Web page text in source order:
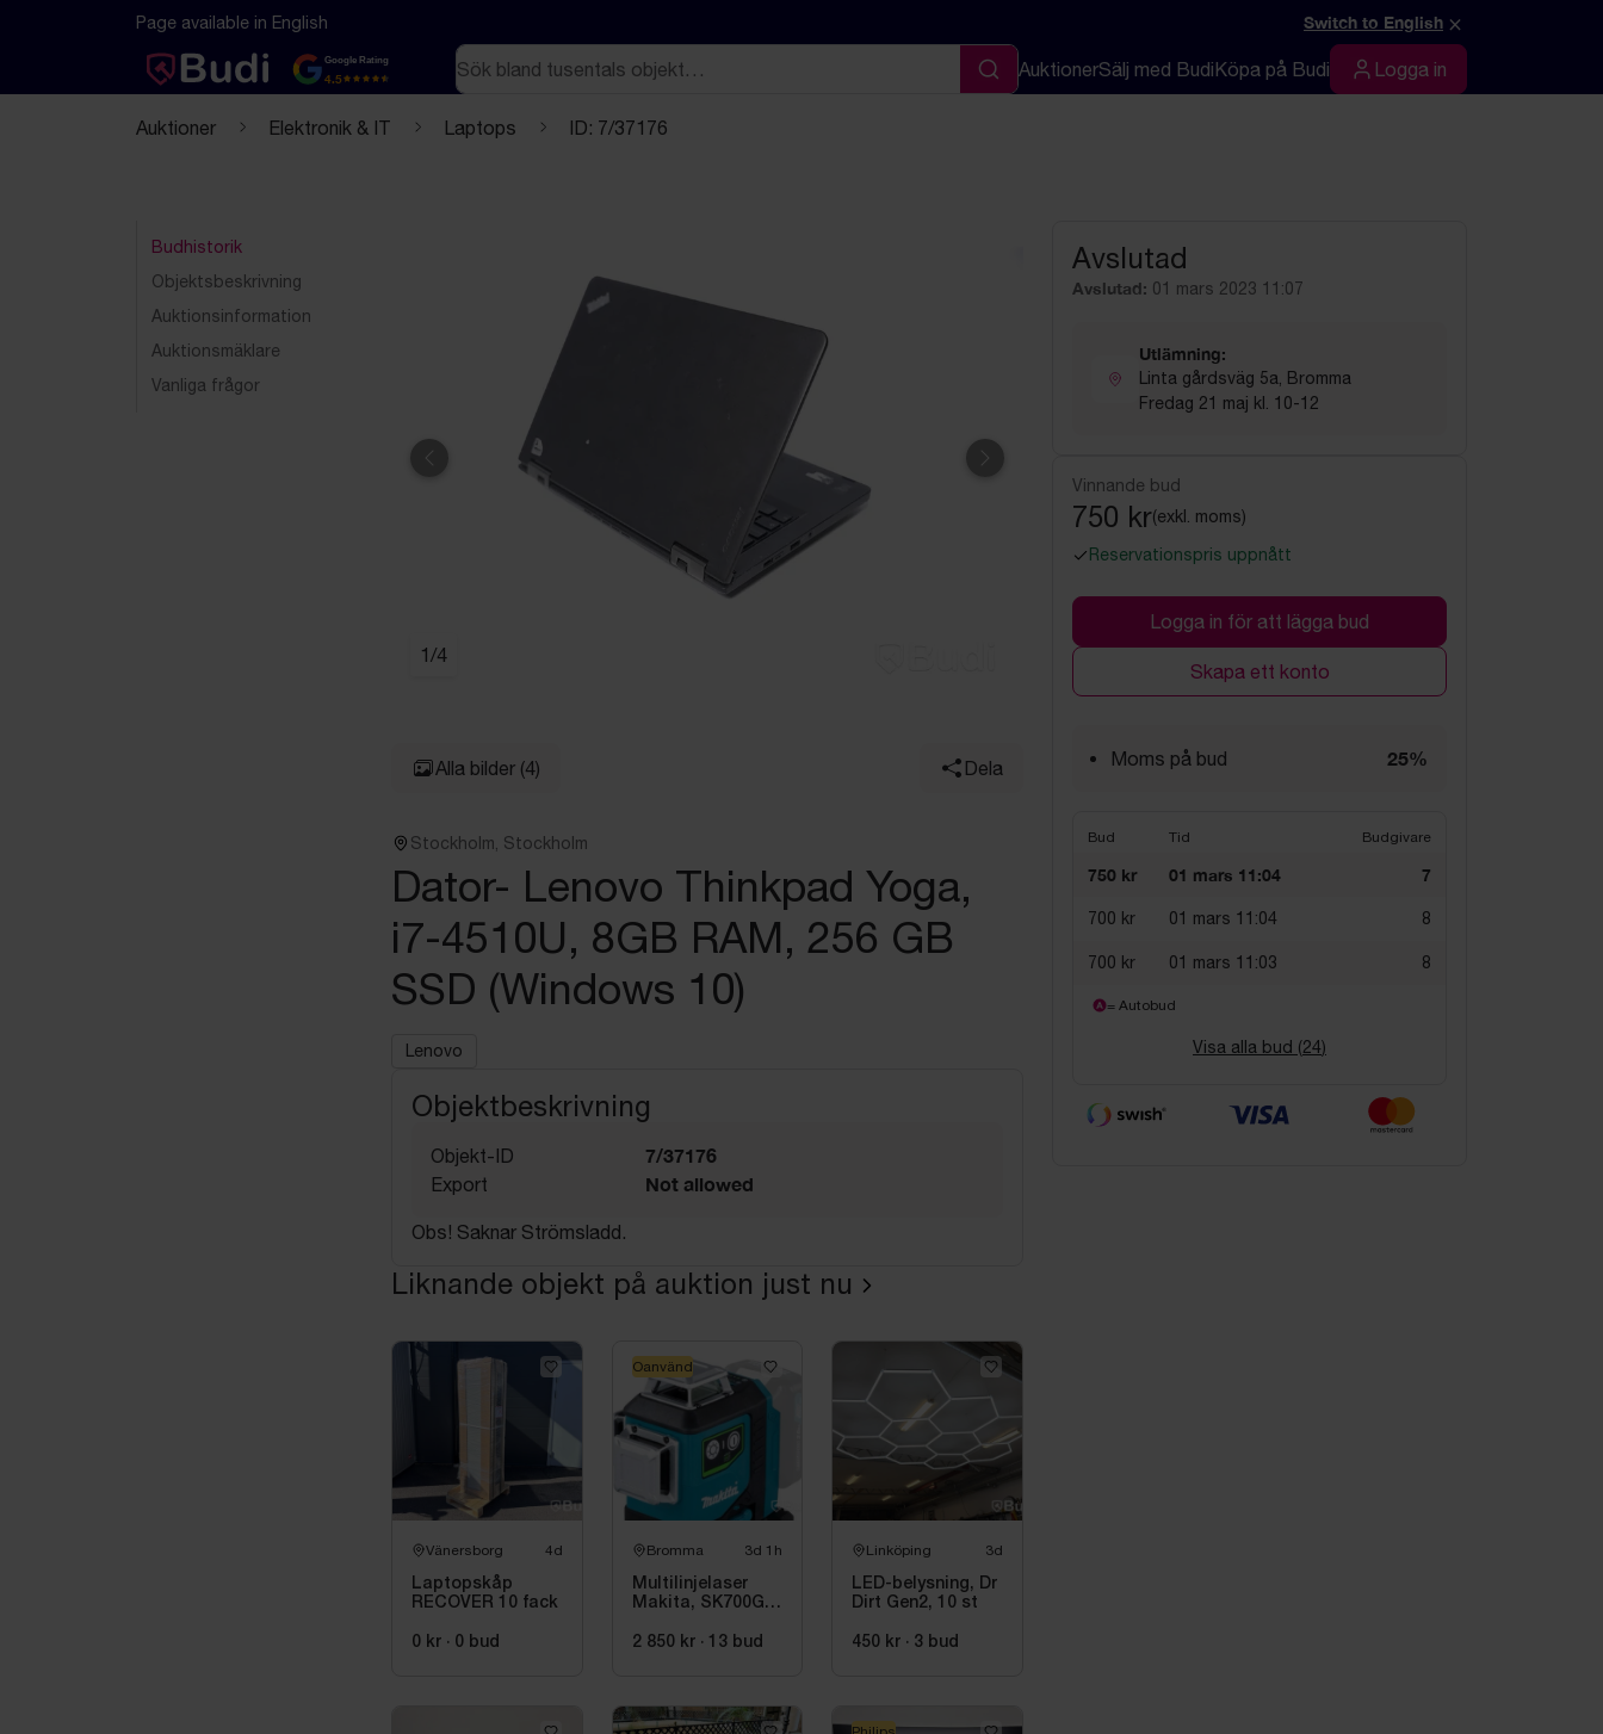
Hoppa till innehåll
Textbaserad (markdown) version av denna sida
Page available in English Switch to English ×
Google Rating
4.5
Sök
Sök
AuktionerSälj med BudiKöpa på Budi Logga in
Logga in
Auktioner Elektronik & IT Laptops ID: 7/37176
Budhistorik
Objektsbeskrivning
Auktionsinformation
Auktionsmäklare
Vanliga frågor
Föregående Nästa
1 /4
Alla bilder (4) Dela
Stockholm, Stockholm
Dator- Lenovo Thinkpad Yoga,
i7-4510U, 8GB RAM, 256 GB
SSD (Windows 10)
Lenovo
Objektbeskrivning
Objekt-ID 7/37176
Export Not allowed
Obs! Saknar Strömsladd.
Liknande objekt på auktion just nu
Vänersborg 4d
Laptopskåp
RECOVER 10 fack
0 kr · 0 bud
Bromma 3d 1h
Multilinjelaser
Makita, SK700GD,
2 850 kr · 13 bud
Oanvänd
Linköping 3d
LED-belysning, Dr
Dirt Gen2, 10 st
450 kr · 3 bud
Avslutad
Avslutad: 01 mars 2023 11:07
Utlämning:
Linta gårdsväg 5a, Bromma
Fredag 21 maj kl. 10-12
Vinnande bud
750 kr(exkl. moms)
Reservationspris uppnått
Logga in för att lägga bud
Skapa ett konto
Moms på bud 25%
Bud Tid Budgivare
750 kr 01 mars 11:04 7
700 kr 01 mars 11:04 8
700 kr 01 mars 11:03 8
= Autobud
Visa alla bud (24)